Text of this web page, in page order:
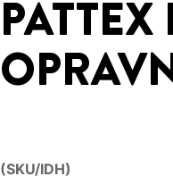
(SKU/IDH)